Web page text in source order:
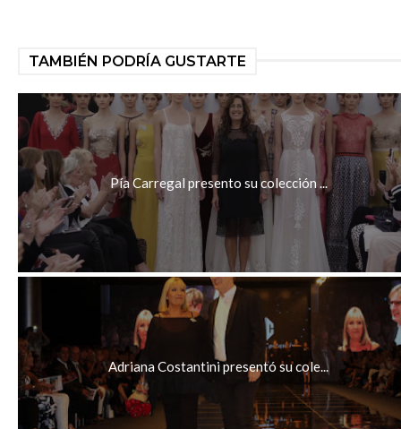
TAMBIÉN PODRÍA GUSTARTE
Pía Carregal presento su colección ...
Adriana Costantini presentó su cole...